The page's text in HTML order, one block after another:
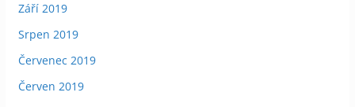
Září 2019
Srpen 2019
Červenec 2019
Červen 2019